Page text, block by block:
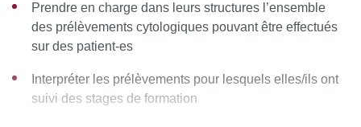
Prendre en charge dans leurs structures l’ensemble
des prélèvements cytologiques pouvant être effectués
sur des patient-es
Interpréter les prélèvements pour lesquels elles/ils ont
suivi des stages de formation